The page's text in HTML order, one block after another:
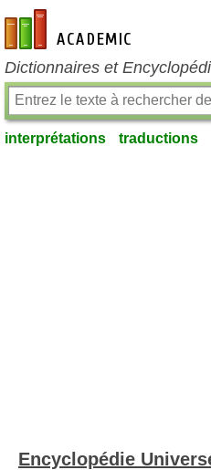
fr-academic.com
Dictionnaires et
interprétations traductions
Encyclopédie